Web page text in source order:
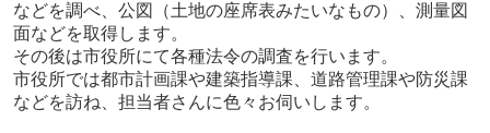
などを調べ、公図（土地の座席表みたいなもの）、測量図
面などを取得します。
その後は市役所にて各種法令の調査を行います。
市役所では都市計画課や建築指導課、道路管理課や防災課
などを訪ね、担当者さんに色々お伺いします。